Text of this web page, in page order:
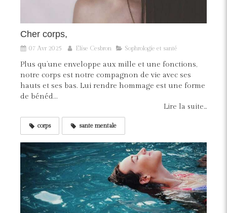
Cher corps,
07 Avr 2025 Elise Cesbron Sophrologie et santé
Plus qu’une enveloppe aux mille et une fonctions,
notre corps est notre compagnon de vie avec ses
hauts et ses bas. Lui rendre hommage est une forme
de bénéd...
Lire la suite...
corps sante mentale